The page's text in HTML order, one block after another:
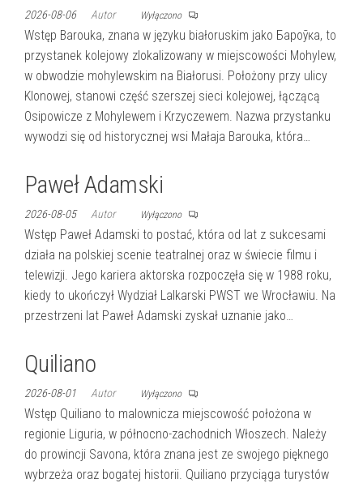
2026-08-06 Autor Wyłączono
Wstęp Barouka, znana w języku białoruskim jako Бароўка, to
przystanek kolejowy zlokalizowany w miejscowości Mohylew,
w obwodzie mohylewskim na Białorusi. Położony przy ulicy
Klonowej, stanowi część szerszej sieci kolejowej, łączącą
Osipowicze z Mohylewem i Krzyczewem. Nazwa przystanku
wywodzi się od historycznej wsi Małaja Barouka, która…
Paweł Adamski
2026-08-05 Autor Wyłączono
Wstęp Paweł Adamski to postać, która od lat z sukcesami
działa na polskiej scenie teatralnej oraz w świecie filmu i
telewizji. Jego kariera aktorska rozpoczęła się w 1988 roku,
kiedy to ukończył Wydział Lalkarski PWST we Wrocławiu. Na
przestrzeni lat Paweł Adamski zyskał uznanie jako…
Quiliano
2026-08-01 Autor Wyłączono
Wstęp Quiliano to malownicza miejscowość położona w
regionie Liguria, w północno-zachodnich Włoszech. Należy
do prowincji Savona, która znana jest ze swojego pięknego
wybrzeża oraz bogatej historii. Quiliano przyciąga turystów